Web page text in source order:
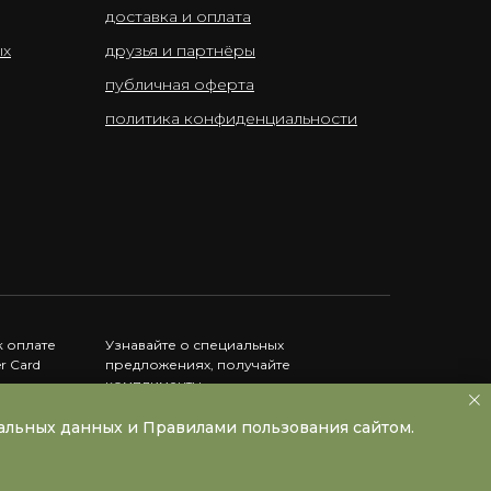
доставка и оплата
друзья и партнёры
публичная оферта
политика конфиденциальности
Узнавайте о специальных
предложениях, получайте
комплименты
Card
Instagram принадлежит Meta, запрещённой в РФ
данных и Правилами пользования сайтом.